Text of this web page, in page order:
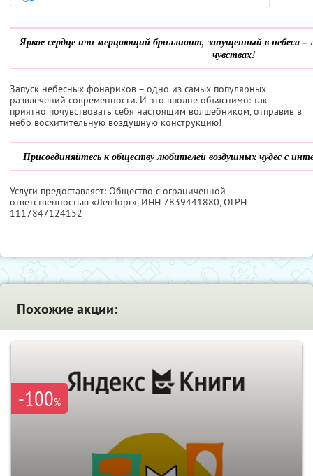
Яркое сердце или мерцающий бриллиант, запущенный в небеса –
чувствах!
Запуск небесных фонариков – одно из самых популярных
развлечений современности. И это вполне объяснимо: так
приятно почувствовать себя настоящим волшебником, отправив в
небо восхитительную воздушную конструкцию!
Присоединяйтесь к обществу любителей воздушных чудес с
Услуги предоставляет: Общество с ограниченной
ответственностью «ЛенТорг», ИНН 7839441880, ОГРН
1117847124152
Похожие акции:
-100%